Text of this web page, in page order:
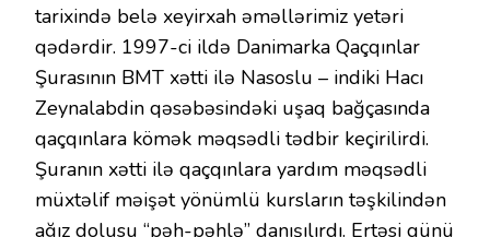
tarixində belə xeyirxah əməllərimiz yetəri
qədərdir. 1997-ci ildə Danimarka Qaçqınlar
Şurasının BMT xətti ilə Nasoslu – indiki Hacı
Zeynalabdin qəsəbəsindəki uşaq bağçasında
qaçqınlara kömək məqsədli tədbir keçirilirdi.
Şuranın xətti ilə qaçqınlara yardım məqsədli
müxtəlif məişət yönümlü kursların təşkilindən
ağız dolusu “pəh-pəhlə” danışılırdı. Ertəsi günü